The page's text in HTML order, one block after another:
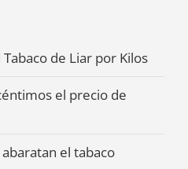
de Liar por Kilos
el precio de
el tabaco